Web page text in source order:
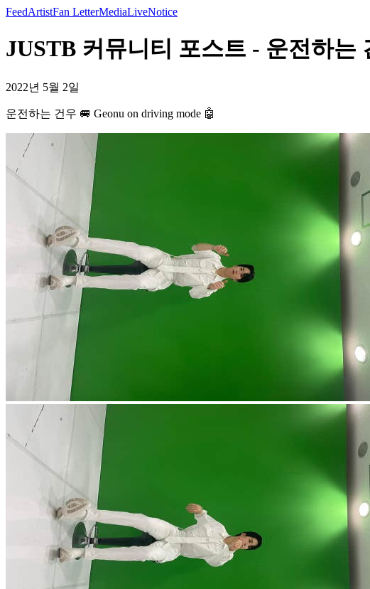
FeedArtistFan LetterMediaLiveNotice
JUSTB 커뮤니티 포스트 - 운전하는
2022년 5월 2일
운전하는 건우 🚐 Geonu on driving mode 🤖